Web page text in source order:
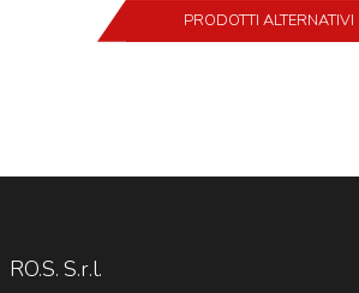
PRODOTTI ALTERNATIVI
RO.S. S.r.l.